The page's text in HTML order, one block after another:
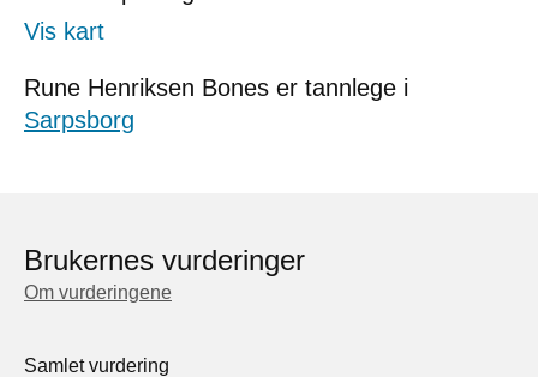
Vis kart
Rune Henriksen Bones er tannlege i
Sarpsborg
Brukernes vurderinger
Om vurderingene
Samlet vurdering